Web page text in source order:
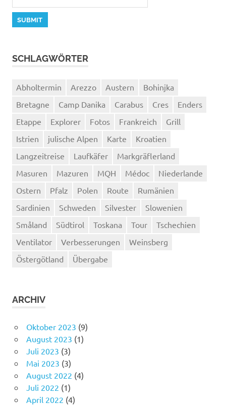
SCHLAGWÖRTER
Abholtermin Arezzo Austern
Bohinjka
Bretagne
Camp Danika Carabus Cres
Enders
Etappe
Explorer Fotos Frankreich
Grill
Istrien
julische Alpen Karte
Kroatien
Langzeitreise
Laufkäfer
Markgräflerland
Masuren
Mazuren MQH Médoc
Niederlande
Ostern
Pfalz Polen Route
Rumänien
Sardinien
Schweden Silvester
Slowenien
Småland
Südtirol Toskana Tour
Tschechien
Ventilator
Verbesserungen
Weinsberg
Östergötland
Übergabe
ARCHIV
Oktober 2023 (9)
August 2023 (1)
Juli 2023 (3)
Mai 2023 (3)
August 2022 (4)
Juli 2022 (1)
April 2022 (4)